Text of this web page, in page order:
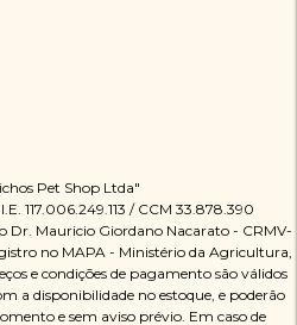
Pet Shop Ltda"
117.006.249.113 / CCM 33.878.390
Dr. Mauricio Giordano Nacarato - CRMV-
no MAPA - Ministério da Agricultura,
e condições de pagamento são válidos
a disponibilidade no estoque, e poderão
e sem aviso prévio. Em caso de